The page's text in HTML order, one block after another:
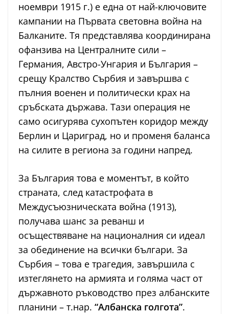
ноември 1915 г.) е една от най-ключовите
кампании на Първата световна война на
Балканите. Тя представлява координирана
офанзива на Централните сили –
Германия, Австро-Унгария и България –
срещу Кралство Сърбия и завършва с
пълния военен и политически крах на
сръбската държава. Тази операция не
само осигурява сухопътен коридор между
Берлин и Цариград, но и променя баланса
на силите в региона за години напред.
За България това е моментът, в който
страната, след катастрофата в
Междусъюзническата война (1913),
получава шанс за реванш и
осъществяване на националния си идеал
за обединение на всички българи. За
Сърбия – това е трагедия, завършила с
изтеглянето на армията и голяма част от
държавното ръководство през албанските
планини – т.нар. “Албанска голгота”.